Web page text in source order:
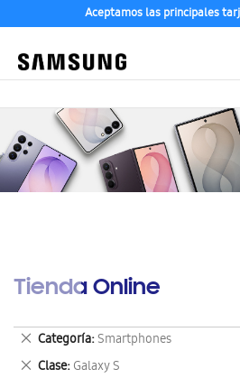
Aceptamos las principales
Tienda Online
Categoría Smartphones
Eliminar
este
Clase Galaxy S
Eliminar